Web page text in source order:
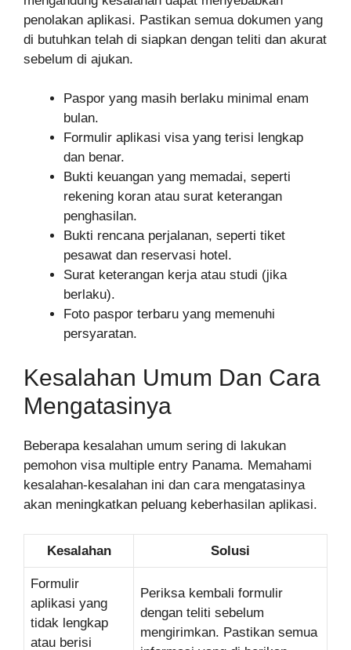
penolakan aplikasi. Pastikan semua dokumen yang
di butuhkan telah di siapkan dengan teliti dan akurat
sebelum di ajukan.
Paspor yang masih berlaku minimal enam
bulan.
Formulir aplikasi visa yang terisi lengkap
dan benar.
Bukti keuangan yang memadai, seperti
rekening koran atau surat keterangan
penghasilan.
Bukti rencana perjalanan, seperti tiket
pesawat dan reservasi hotel.
Surat keterangan kerja atau studi (jika
berlaku).
Foto paspor terbaru yang memenuhi
persyaratan.
Kesalahan Umum Dan Cara
Mengatasinya
Beberapa kesalahan umum sering di lakukan
pemohon visa multiple entry Panama. Memahami
kesalahan-kesalahan ini dan cara mengatasinya
akan meningkatkan peluang keberhasilan aplikasi.
Kesalahan Solusi
Formulir
aplikasi yang
tidak lengkap
atau berisi
Periksa kembali formulir
dengan teliti sebelum
mengirimkan. Pastikan semua